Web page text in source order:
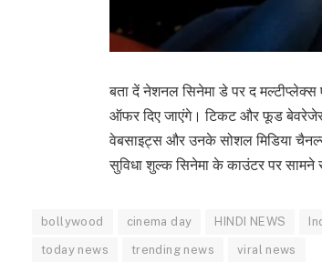
बता दें नेशनल सिनेमा डे पर द
ऑफर दिए जाएंगे। टिकट और फूड
वेबसाइट्स और उनके सोशल मिडिया
सुविधा शुल्क सिनेमा के काउंटर पर सामने
bollywood cinema day HINDI NEWS
today news trending news viral news